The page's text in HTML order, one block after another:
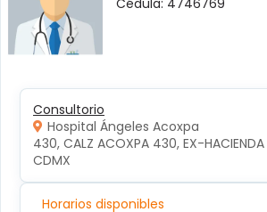
Consultorio
Hospital Ángeles Acoxpa
430, CALZ ACOXPA 430, EX-
CDMX
Horarios disponibles